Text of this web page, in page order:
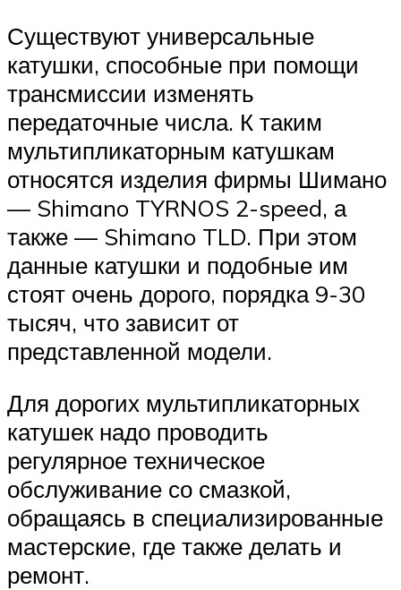
Существуют универсальные
катушки, способные при помощи
трансмиссии изменять
передаточные числа. К таким
мультипликаторным катушкам
относятся изделия фирмы Шимано
— Shimano TYRNOS 2-speed, а
также — Shimano TLD. При этом
данные катушки и подобные им
стоят очень дорого, порядка 9-30
тысяч, что зависит от
представленной модели.
Для дорогих мультипликаторных
катушек надо проводить
регулярное техническое
обслуживание со смазкой,
обращаясь в специализированные
мастерские, где также делать и
ремонт.